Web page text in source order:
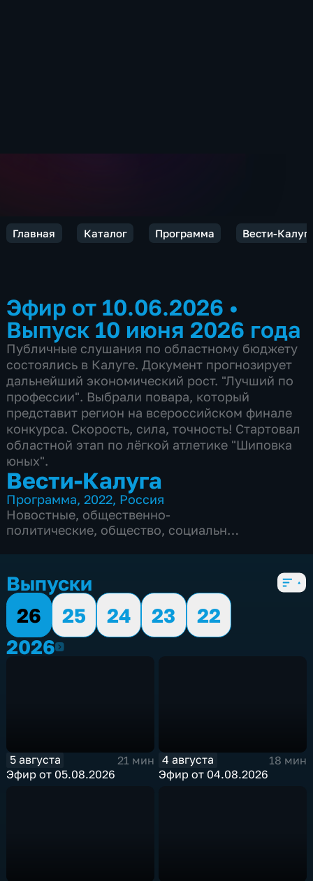
Главная Каталог Программа Вести-
Эфир от 10.06.2026 •
Выпуск 10 июня 2026 года
Публичные слушания по областному бюджету
состоялись в Калуге. Документ прогнозирует
дальнейший экономический рост. "Лучший по
профессии". Выбрали повара, который
представит регион на всероссийском финале
конкурса. Скорость, сила, точность! Стартовал
областной этап по лёгкой атлетике "Шиповка
юных".
Вести-Калуга
Программа,2022, Россия
Новостные, общественно-
политические, общество, социально-
Выпуски
26
25 24 23
22
20262026
5 августа
21 мин
Эфир от 05.08.2026
4 августа
18 мин
Эфир от 04.08.2026